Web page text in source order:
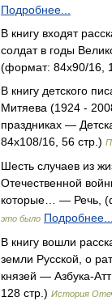
Подробнее...
В книгу входят
солдат в годы
(формат: 84x90/16,
В книгу детского
Митяева (1924 -
праздниках —
84x108/16, 56 стр.)
Шесть случаев из
Отечественной
которые… — Речь,
это было Подробнее...
В книгу вошли
земли Русской, о
князей — Азбука-
128 стр.) История